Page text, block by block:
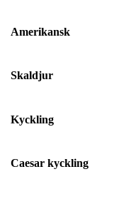
Amerikansk
Skaldjur
Kyckling
Caesar kyckling